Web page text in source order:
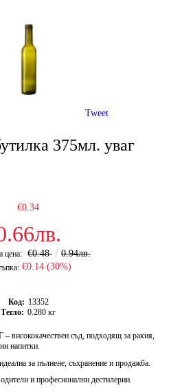
375мл. уваг
€0.34
цена: €0.48 0.94лв.
€0.14 (30%)
Код: 13352
Тегло: 0.280 кг
висококачествен съд, подходящ за ракия,
напитки.
за пълнене, съхранение и продажба.
и професионални дестилерии.
Tweet